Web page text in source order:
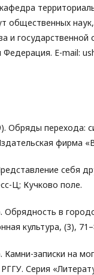
общественных
и
E-mail:
Обряды перехода:
фирма
себя
Ц; Кучково поле.
Обрядность в
культура, (3),
записки на
Серия